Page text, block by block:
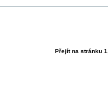
Přejít na stránku 1